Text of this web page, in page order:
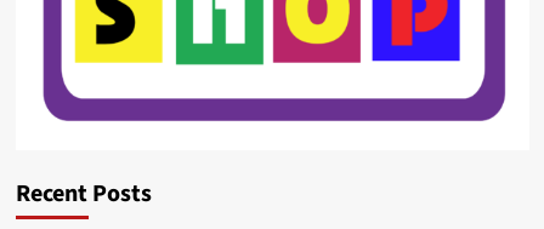
Recent Posts